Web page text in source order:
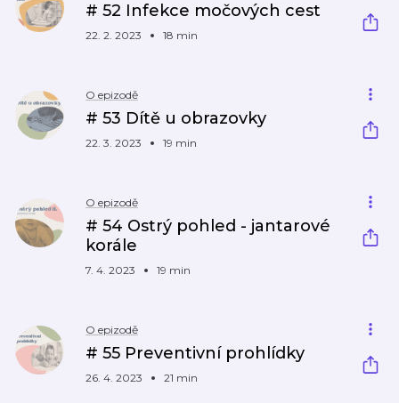
# 52 Infekce močových cest
22. 2. 2023 18 min
O epizodě
# 53 Dítě u obrazovky
22. 3. 2023 19 min
O epizodě
# 54 Ostrý pohled - jantarové
korále
7. 4. 2023 19 min
O epizodě
# 55 Preventivní prohlídky
26. 4. 2023 21 min